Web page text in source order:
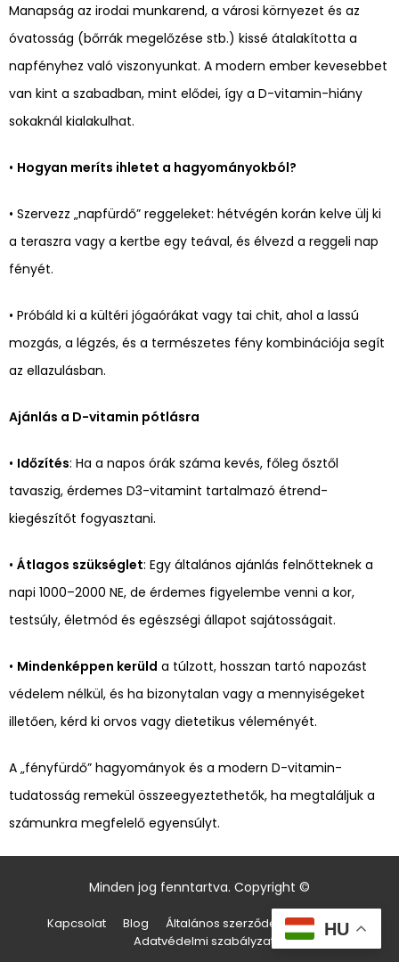
Manapság az irodai munkarend, a városi környezet és az
óvatosság (bőrrák megelőzése stb.) kissé átalakította a
napfényhez való viszonyunkat. A modern ember kevesebbet
van kint a szabadban, mint elődei, így a D-vitamin-hiány
sokaknál kialakulhat.
• Hogyan meríts ihletet a hagyományokból?
• Szervezz „napfürdő” reggeleket: hétvégén korán kelve ülj ki
a teraszra vagy a kertbe egy teával, és élvezd a reggeli nap
fényét.
• Próbáld ki a kültéri jógaórákat vagy tai chit, ahol a lassú
mozgás, a légzés, és a természetes fény kombinációja segít
az ellazulásban.
Ajánlás a D-vitamin pótlásra
• Időzítés: Ha a napos órák száma kevés, főleg ősztől
tavaszig, érdemes D3-vitamint tartalmazó étrend-
kiegészítőt fogyasztani.
• Átlagos szükséglet: Egy általános ajánlás felnőtteknek a
napi 1000–2000 NE, de érdemes figyelembe venni a kor,
testsúly, életmód és egészségi állapot sajátosságait.
• Mindenképpen kerüld a túlzott, hosszan tartó napozást
védelem nélkül, és ha bizonytalan vagy a mennyiségeket
illetően, kérd ki orvos vagy dietetikus véleményét.
A „fényfürdő” hagyományok és a modern D-vitamin-
tudatosság remekül összeegyeztethetők, ha megtaláljuk a
számunkra megfelelő egyensúlyt.
Minden jog fenntartva. Copyright ©
Kapcsolat Blog
Általános szerződési feltételek
Adatvédelmi szabályzat
HU